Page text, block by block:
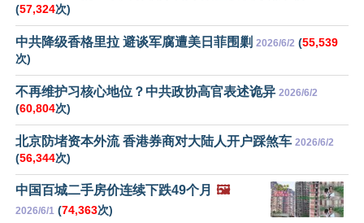
(57,324次)
中共降级香格里拉 避谈军腐遭美日菲围剿 2026/6/2 (55,539
次)
不再维护习核心地位？中共政协高官表述诡异 2026/6/2
(60,804次)
北京防堵资本外流 香港券商对大陆人开户踩煞车 2026/6/2
(56,344次)
中国百城二手房价连续下跌49个月 🖼️
2026/6/1 (74,363次)